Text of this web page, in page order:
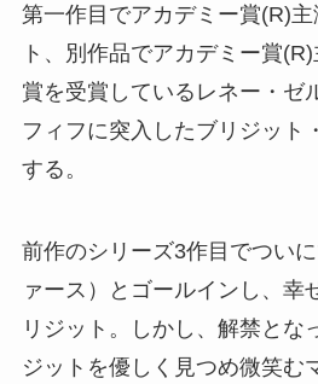
第一作目でアカデミー賞(R)
ト、別作品でアカデミー賞
賞を受賞しているレネー・ゼ
フィフに突入したブリジット
する。
前作のシリーズ3作目でつい
ァース）とゴールインし、幸
リジット。しかし、解禁とな
ジットを優しく見つめ微笑む